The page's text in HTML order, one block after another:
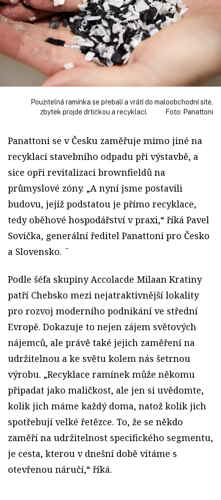
Použitelná ramínka se přebalí a vrátí do maloobchodní sítě,
zbytek projde drtičkou a recyklací. Foto: Panattoni
Panattoni se v Česku zaměřuje mimo jiné na
recyklaci stavebního odpadu při výstavbě, a
sice opři revitalizaci brownfieldů na
průmyslové zóny. „A nyní jsme postavili
budovu, jejíž podstatou je přímo recyklace,
tedy oběhové hospodářství v praxi,“ říká Pavel
Sovička, generální ředitel Panattoni pro Česko
a Slovensko. ¨
Podle šéfa skupiny Accolacde Milaan Kratiny
patří Chebsko mezi nejatraktivnější lokality
pro rozvoj moderního podnikání ve střední
Evropě. Dokazuje to nejen zájem světových
nájemců, ale právě také jejich zaměření na
udržitelnou a ke světu kolem nás šetrnou
výrobu. „Recyklace ramínek může někomu
připadat jako maličkost, ale jen si uvědomte,
kolik jich máme každý doma, natož kolik jich
spotřebují velké řetězce. To, že se někdo
zaměří na udržitelnost specifického segmentu,
je cesta, kterou v dnešní době vítáme s
otevřenou náručí,“ říká.